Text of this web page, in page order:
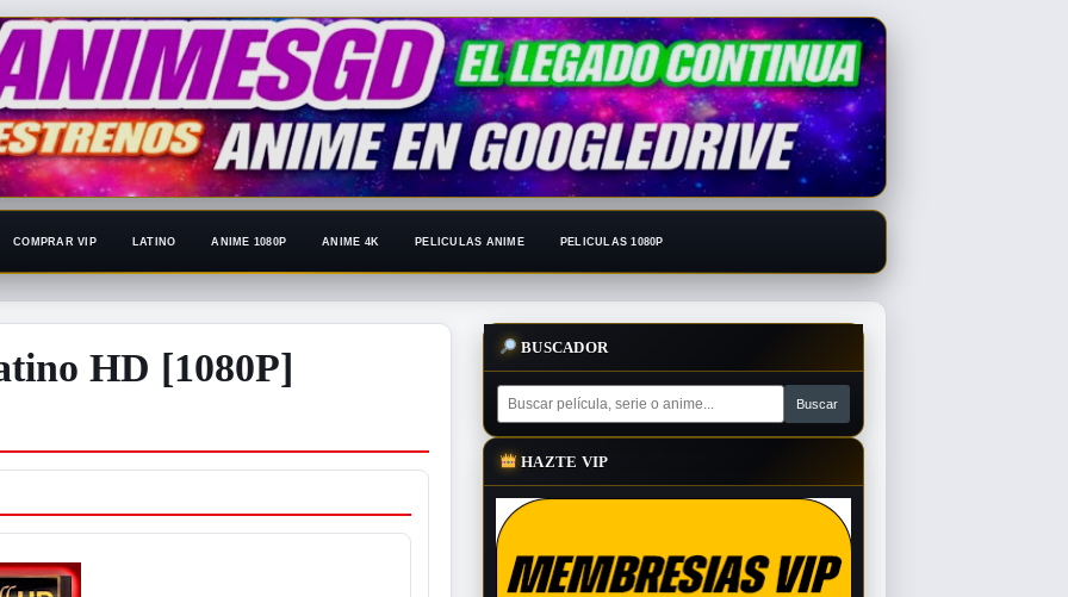
COMPRAR VIP LATINO ANIME 1080P ANIME 4K PELICULAS ANIME PELICULAS 1080P
HD [1080P] BUSCADOR
HAZTE VIP